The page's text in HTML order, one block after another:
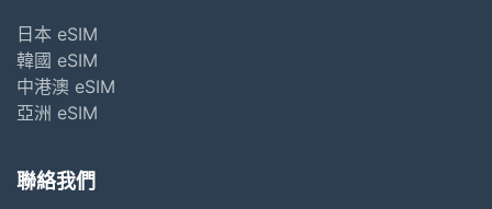
日本 eSIM
韓國 eSIM
中港澳 eSIM
亞洲 eSIM
聯絡我們